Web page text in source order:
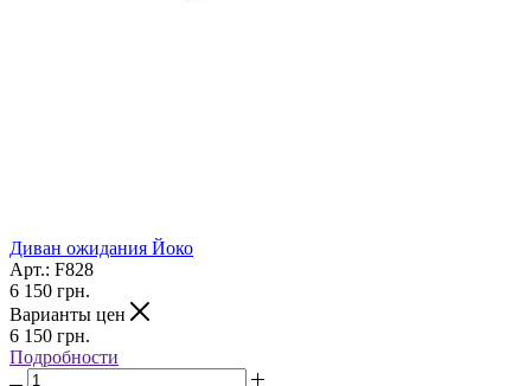
Диван ожидания Йоко
Арт.: F828
6 150 грн.
Варианты цен
6 150 грн.
Подробности